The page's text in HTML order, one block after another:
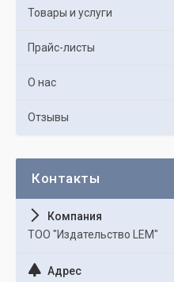
Товары и услуги
Прайс-листы
О нас
Отзывы
ТОО "Издательство LEM"